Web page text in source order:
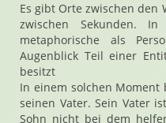
Es gibt Orte zwischen den
zwischen Sekunden.
metaphorische als
Augenblick Teil einer
besitzt
In einem solchen Moment
seinen Vater. Sein Vater
Sohn nicht bei dem